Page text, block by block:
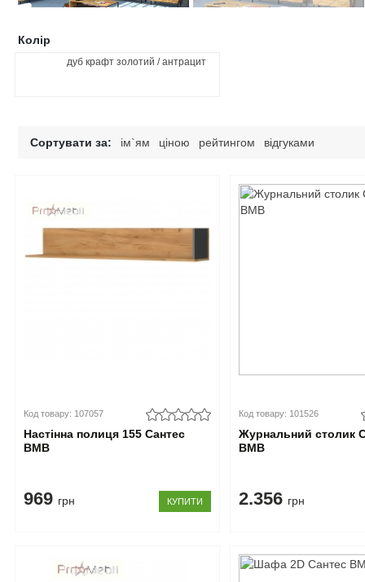
Колір
дуб крафт золотий / антрацит
Сортувати за: ім`ям ціною рейтингом відгуками
Код товару: 107057
Настінна полиця 155 Сантес
ВМВ
969 грн КУПИТИ
Код товару: 101526
Журнальний столик
ВМВ
2.356 грн